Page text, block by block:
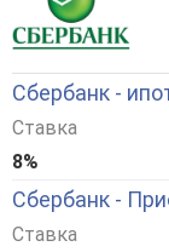
Сбербанк -
Ставка
8%
Сбербанк -
Ставка